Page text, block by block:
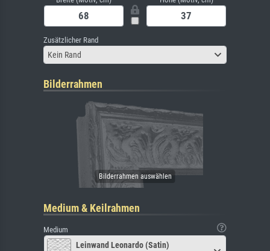
Zusätzlicher Rand
Kein Rand
Bilderrahmen
Medium & Keilrahmen
Medium
Leinwand Leonardo (Satin)